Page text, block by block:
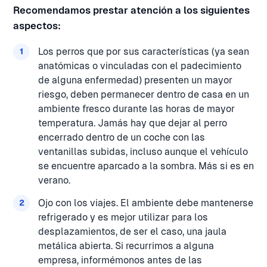
Recomendamos prestar atención a los siguientes
aspectos:
Los perros que por sus características (ya sean
anatómicas o vinculadas con el padecimiento
de alguna enfermedad) presenten un mayor
riesgo, deben permanecer dentro de casa en un
ambiente fresco durante las horas de mayor
temperatura. Jamás hay que dejar al perro
encerrado dentro de un coche con las
ventanillas subidas, incluso aunque el vehículo
se encuentre aparcado a la sombra. Más si es en
verano.
Ojo con los viajes. El ambiente debe mantenerse
refrigerado y es mejor utilizar para los
desplazamientos, de ser el caso, una jaula
metálica abierta. Si recurrimos a alguna
empresa, informémonos antes de las